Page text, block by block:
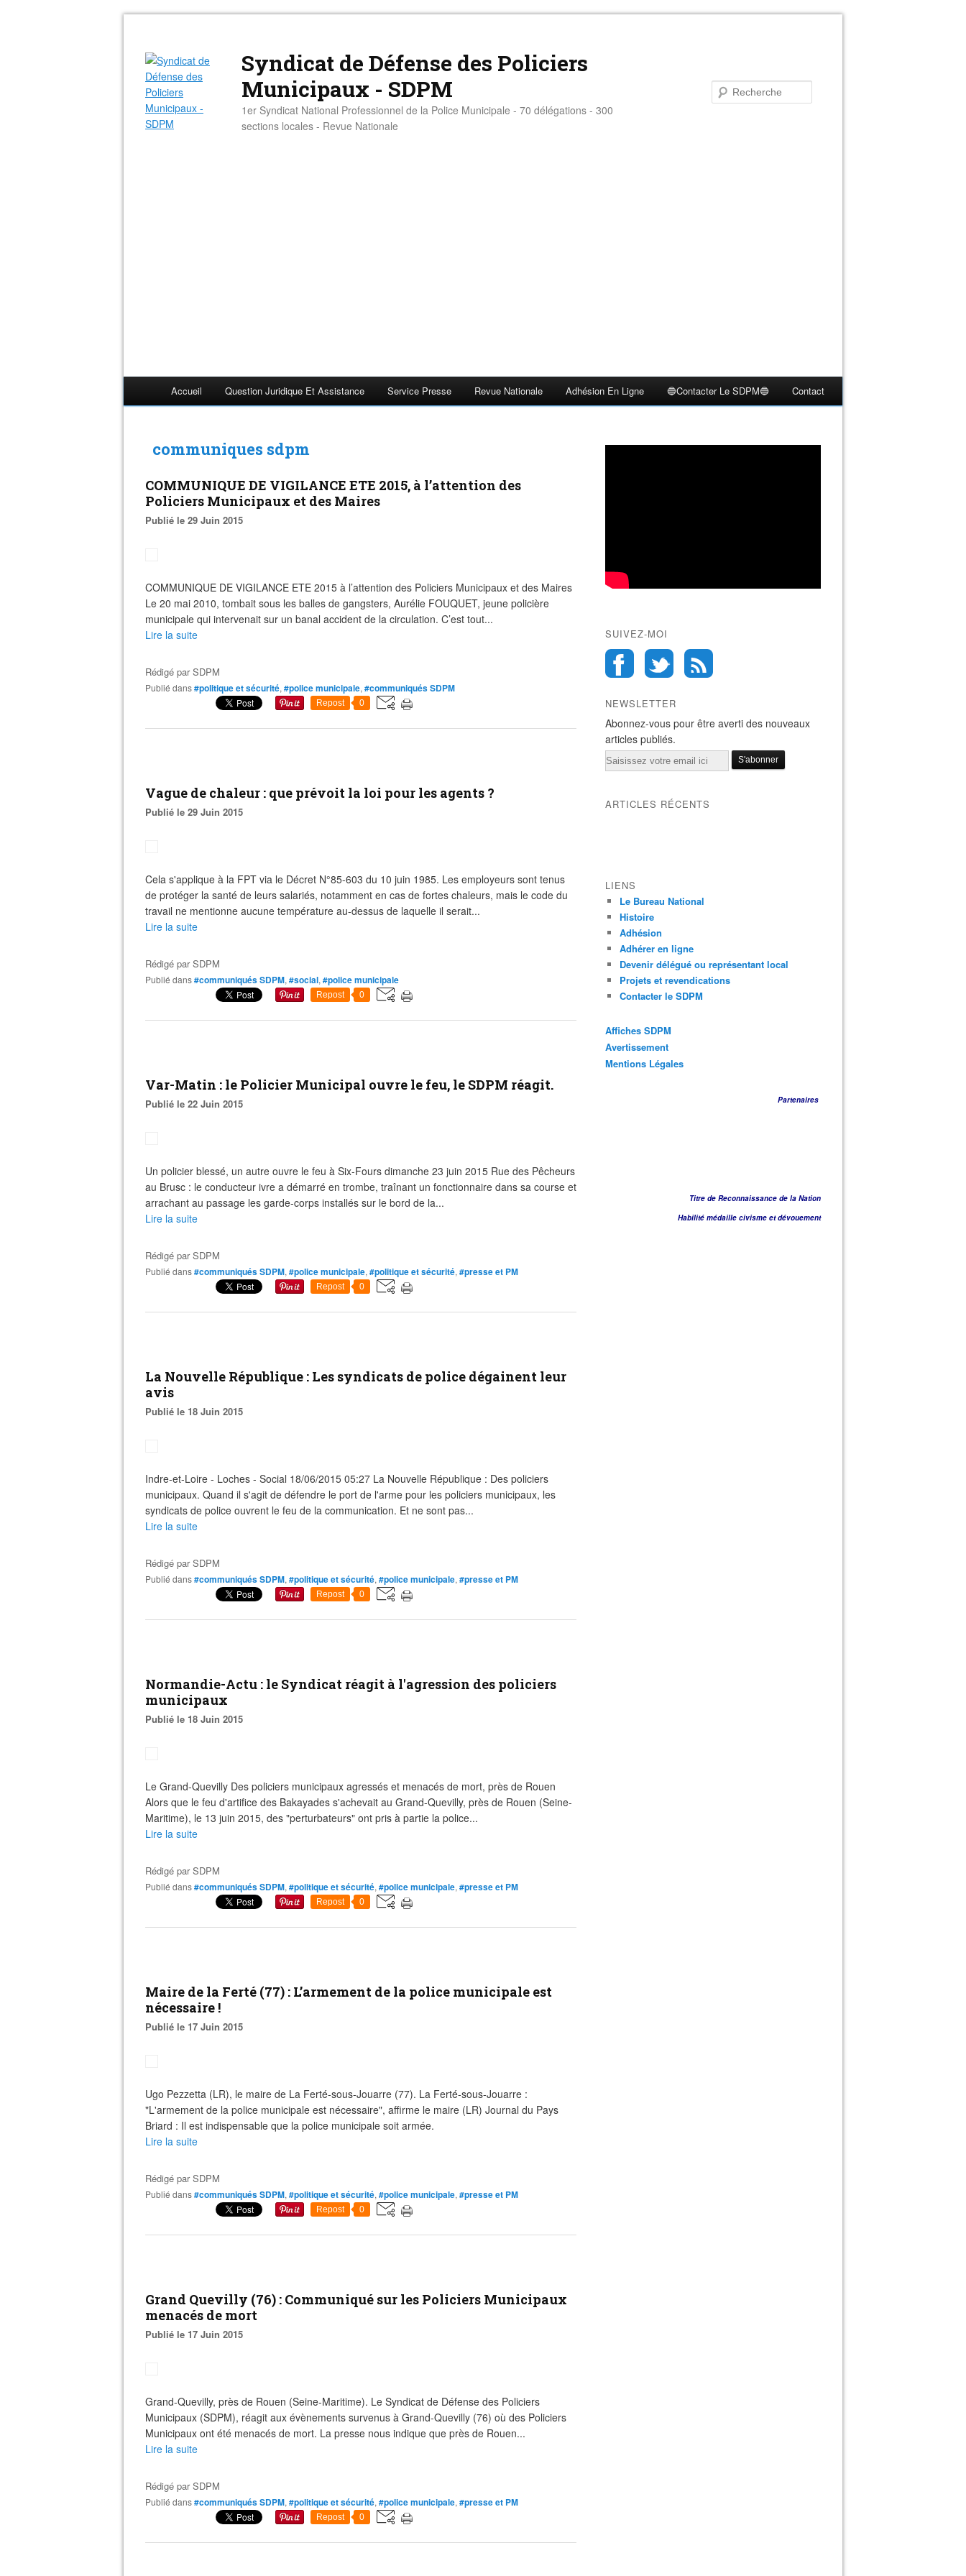
Syndicat de Défense des Policiers
Municipaux - SDPM
1er Syndicat National Professionnel de la Police Municipale - 70 délégations - 300
sections locales - Revue Nationale
Accueil Question Juridique Et Assistance Service Presse Revue Nationale Adhésion En Ligne 🔵Contacter Le SDPM🔵 Contact
communiques sdpm
COMMUNIQUE DE VIGILANCE ETE 2015, à l’attention des
Policiers Municipaux et des Maires
Publié le 29 Juin 2015
COMMUNIQUE DE VIGILANCE ETE 2015 à l’attention des Policiers Municipaux et des Maires
Le 20 mai 2010, tombait sous les balles de gangsters, Aurélie FOUQUET, jeune policière
municipale qui intervenait sur un banal accident de la circulation. C’est tout...
Lire la suite
Rédigé parSDPM
Publié dans#politique et sécurité, #police municipale, #communiqués SDPM
Repost 0
Vague de chaleur : que prévoit la loi pour les agents ?
Publié le 29 Juin 2015
Cela s'applique à la FPT via le Décret N°85-603 du 10 juin 1985. Les employeurs sont tenus
de protéger la santé de leurs salariés, notamment en cas de fortes chaleurs, mais le code du
travail ne mentionne aucune température au-dessus de laquelle il serait...
Lire la suite
Rédigé parSDPM
Publié dans#communiqués SDPM, #social, #police municipale
Repost 0
Var-Matin : le Policier Municipal ouvre le feu, le SDPM réagit.
Publié le 22 Juin 2015
Un policier blessé, un autre ouvre le feu à Six-Fours dimanche 23 juin 2015 Rue des Pêcheurs
au Brusc : le conducteur ivre a démarré en trombe, traînant un fonctionnaire dans sa course et
arrachant au passage les garde-corps installés sur le bord de la...
Lire la suite
Rédigé parSDPM
Publié dans#communiqués SDPM, #police municipale, #politique et sécurité, #presse et PM
Repost 0
La Nouvelle République : Les syndicats de police dégainent leur
avis
Publié le 18 Juin 2015
Indre-et-Loire - Loches - Social 18/06/2015 05:27 La Nouvelle République : Des policiers
municipaux. Quand il s'agit de défendre le port de l'arme pour les policiers municipaux, les
syndicats de police ouvrent le feu de la communication. Et ne sont pas...
Lire la suite
Rédigé parSDPM
Publié dans#communiqués SDPM, #politique et sécurité, #police municipale, #presse et PM
Repost 0
Normandie-Actu : le Syndicat réagit à l'agression des policiers
municipaux
Publié le 18 Juin 2015
Le Grand-Quevilly Des policiers municipaux agressés et menacés de mort, près de Rouen
Alors que le feu d'artifice des Bakayades s'achevait au Grand-Quevilly, près de Rouen (Seine-
Maritime), le 13 juin 2015, des "perturbateurs" ont pris à partie la police...
Lire la suite
Rédigé parSDPM
Publié dans#communiqués SDPM, #politique et sécurité, #police municipale, #presse et PM
Repost 0
Maire de la Ferté (77) : L’armement de la police municipale est
nécessaire !
Publié le 17 Juin 2015
Ugo Pezzetta (LR), le maire de La Ferté-sous-Jouarre (77). La Ferté-sous-Jouarre :
"L'armement de la police municipale est nécessaire", affirme le maire (LR) Journal du Pays
Briard : Il est indispensable que la police municipale soit armée.
Lire la suite
Rédigé parSDPM
Publié dans#communiqués SDPM, #politique et sécurité, #police municipale, #presse et PM
Repost 0
Grand Quevilly (76) : Communiqué sur les Policiers Municipaux
menacés de mort
Publié le 17 Juin 2015
Grand-Quevilly, près de Rouen (Seine-Maritime). Le Syndicat de Défense des Policiers
Municipaux (SDPM), réagit aux évènements survenus à Grand-Quevilly (76) où des Policiers
Municipaux ont été menacés de mort. La presse nous indique que près de Rouen...
Lire la suite
Rédigé parSDPM
Publié dans#communiqués SDPM, #politique et sécurité, #police municipale, #presse et PM
Repost 0
SUIVEZ-MOI
NEWSLETTER
Abonnez-vous pour être averti des nouveaux
articles publiés.
Email
ARTICLES RÉCENTS
LIENS
Le Bureau National
Histoire
Adhésion
Adhérer en ligne
Devenir délégué ou représentant local
Projets et revendications
Contacter le SDPM
Affiches SDPM
Avertissement
Mentions Légales
Partenaires
Titre de Reconnaissance de la Nation
Habilité médaille civisme et dévouement